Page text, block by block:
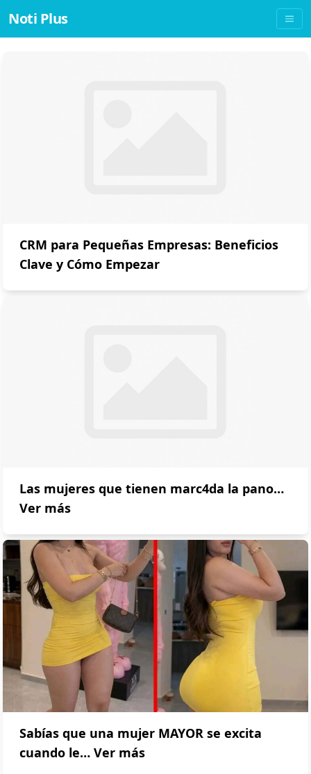
Noti Plus
CRM para Pequeñas Empresas: Beneficios
Clave y Cómo Empezar
Las mujeres que tienen marc4da la pano…
Ver más
Sabías que una mujer MAYOR se excita
cuando le… Ver más